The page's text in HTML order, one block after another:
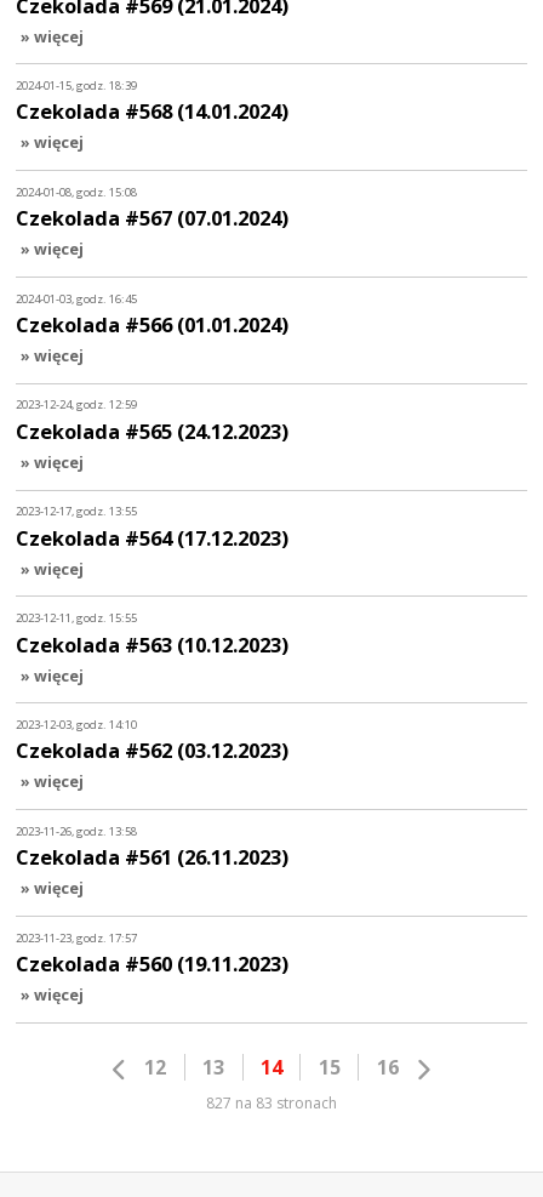
» więcej
2024-01-15, godz. 18:39
Czekolada #568 (14.01.2024)
» więcej
2024-01-08, godz. 15:08
Czekolada #567 (07.01.2024)
» więcej
2024-01-03, godz. 16:45
Czekolada #566 (01.01.2024)
» więcej
2023-12-24, godz. 12:59
Czekolada #565 (24.12.2023)
» więcej
2023-12-17, godz. 13:55
Czekolada #564 (17.12.2023)
» więcej
2023-12-11, godz. 15:55
Czekolada #563 (10.12.2023)
» więcej
2023-12-03, godz. 14:10
Czekolada #562 (03.12.2023)
» więcej
2023-11-26, godz. 13:58
Czekolada #561 (26.11.2023)
» więcej
2023-11-23, godz. 17:57
Czekolada #560 (19.11.2023)
» więcej
12 13 14 15 16
827 na 83 stronach